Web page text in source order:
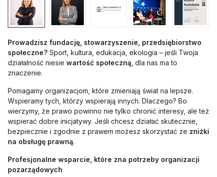
Prowadzisz fundację, stowarzyszenie, przedsiębiorstwo
społeczne? Sport, kultura, edukacja, ekologia – jeśli Twoja
działalność niesie wartość społeczną , dla nas ma to
znaczenie.
Pomagamy organizacjom, które zmieniają świat na lepsze.
Wspieramy tych, którzy wspierają innych. Dlaczego? Bo
wierzymy, że prawo powinno nie tylko chronić interesy, ale też
wspierać dobre inicjatywy. Jeśli chcesz działać skutecznie,
bezpiecznie i zgodnie z prawem możesz skorzystać ze zniżki
na obsługę prawną.
Profesjonalne wsparcie, które zna potrzeby organizacji
pozarządowych